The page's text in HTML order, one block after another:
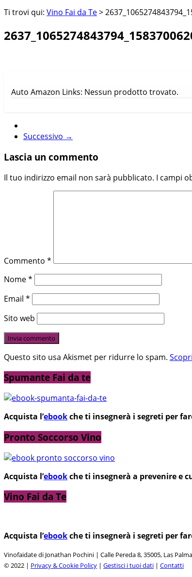
Ti trovi qui: Vino Fai da Te>
Auto Amazon Links: Nessun prodotto trovato.
Successivo →
Lascia un commento
Il tuo indirizzo email non sarà pubblicato. I campi
Commento *
Nome*
Email *
Sito web
Questo sito usa Akismet per ridurre lo spam.
Spumante Fai da te
Acquista l’ebookche ti insegnerà i segreti per
Pronto Soccorso Vino
Acquista l’ebookche ti insegnerà a prevenire e
Vino Fai da Te
Acquista l’ebookche ti insegnerà i segreti per
Vinofaidate di Jonathan Pochini | Calle Pereda 8, 35005, Las
© 2022 | Privacy & Cookie Policy | Gestisci i tuoi dati | Contatti